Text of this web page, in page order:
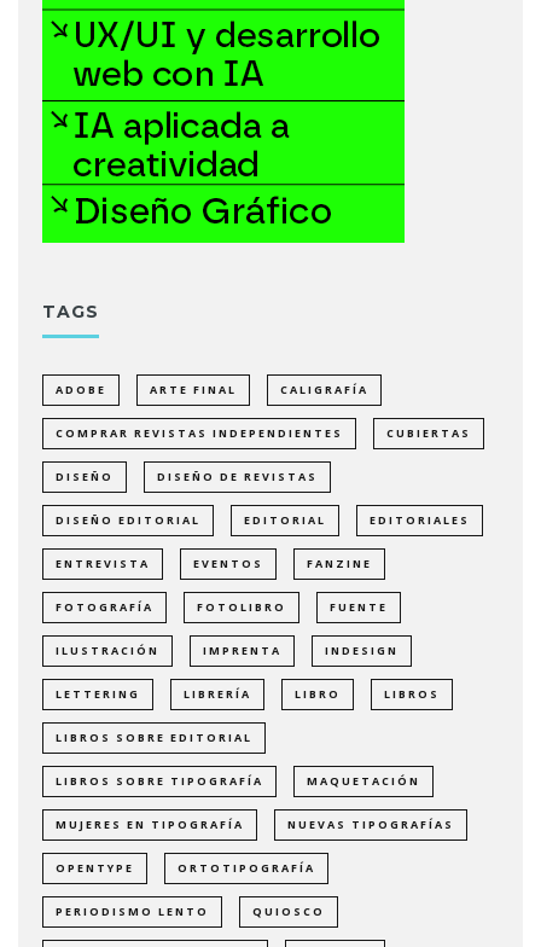
TAGS
ADOBE ARTE FINAL CALIGRAFÍA
COMPRAR REVISTAS INDEPENDIENTES CUBIERTAS
DISEÑO DISEÑO DE REVISTAS
DISEÑO EDITORIAL EDITORIAL EDITORIALES
ENTREVISTA EVENTOS FANZINE
FOTOGRAFÍA FOTOLIBRO FUENTE
ILUSTRACIÓN IMPRENTA INDESIGN
LETTERING LIBRERÍA LIBRO LIBROS
LIBROS SOBRE EDITORIAL
LIBROS SOBRE TIPOGRAFÍA MAQUETACIÓN
MUJERES EN TIPOGRAFÍA NUEVAS TIPOGRAFÍAS
OPENTYPE ORTOTIPOGRAFÍA
PERIODISMO LENTO QUIOSCO